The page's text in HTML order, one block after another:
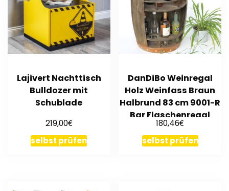
Lajivert Nachttisch
Bulldozer mit
Schublade
219,00€
selbst prüfen
DanDiBo Weinregal
Holz Weinfass Braun
Halbrund 83 cm 9001-R
Bar Flaschenregal
180,46€
selbst prüfen